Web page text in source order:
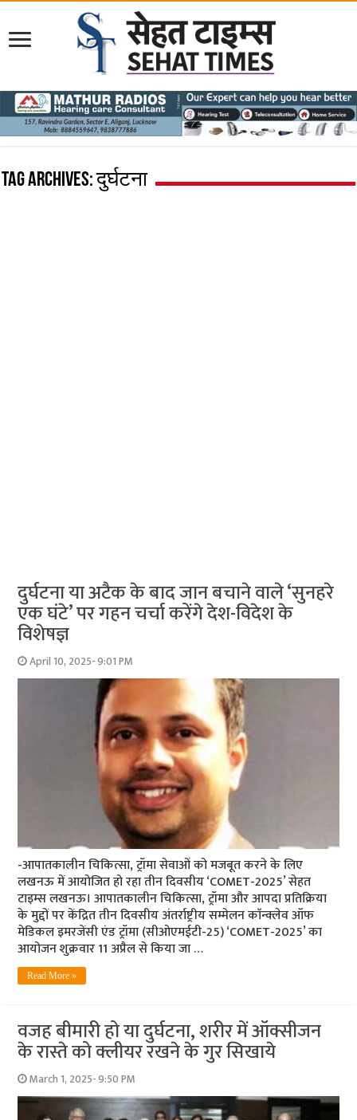
Tag Archives:दुर्घटना
दुर्घटना या अटैक के बाद जान बचाने वाले ‘सुनहरे
एक घंटे’ पर गहन चर्चा करेंगे देश-विदेश के
विशेषज्ञ
April 10, 2025- 9:01 PM
-आपातकालीन चिकित्सा, ट्रॉमा सेवाओं को मजबूत करने के लिए
लखनऊ में आयोजित हो रहा तीन दिवसीय ‘COMET-2025’ सेहत
टाइम्स लखनऊ। आपातकालीन चिकित्सा, ट्रॉमा और आपदा प्रतिक्रिया
के मुद्दों पर केंद्रित तीन दिवसीय अंतर्राष्ट्रीय सम्मेलन काॅन्क्लेव ऑफ
मेडिकल इमरजेंसी एंड ट्रॉमा (सीओएमईटी-25) ‘COMET-2025’ का
आयोजन शुक्रवार 11 अप्रैल से किया जा …
Read More »
वजह बीमारी हो या दुर्घटना, शरीर में ऑक्सीजन
के रास्ते को क्लीयर रखने के गुर सिखाये
March 1, 2025- 9:50 PM